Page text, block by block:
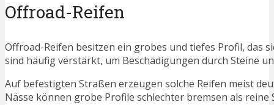
Offroad-Reifen
Offroad-Reifen besitzen ein grobes und tiefes Profil, das
sind häufig verstärkt, um Beschädigungen durch Steine
Auf befestigten Straßen erzeugen solche Reifen meist
Nässe können grobe Profile schlechter bremsen als reine